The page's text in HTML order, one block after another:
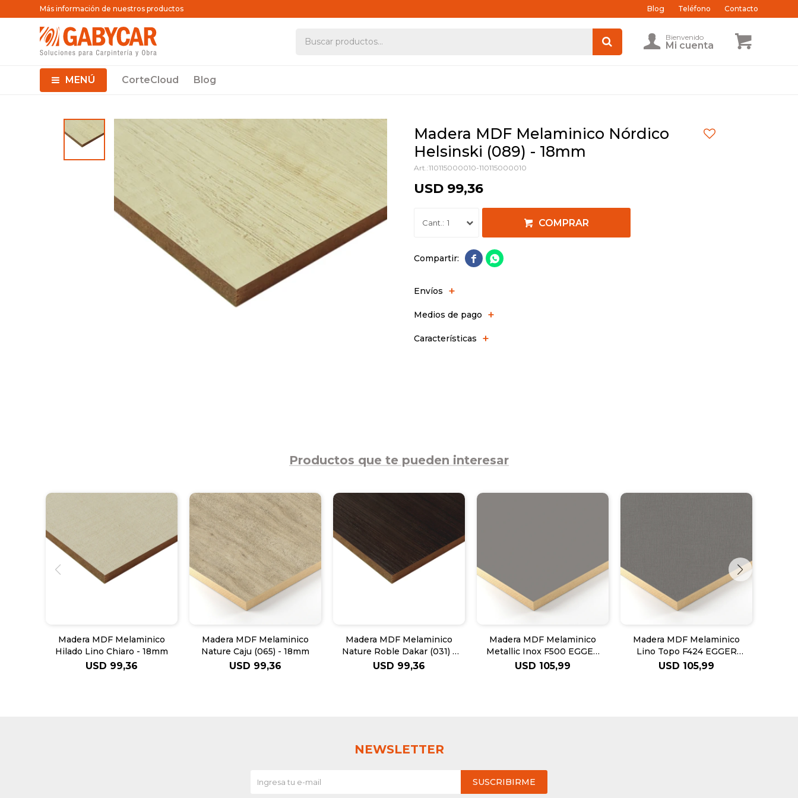
MENÚ CorteCloud Blog
Más información de nuestros productos Blog Teléfono Contacto
Madera MDF Melaminico Nórdico
Helsinski (089) - 18mm
110115000010-110115000010
USD 99,36
1 COMPRAR
 
Envíos
Medios de pago
Características
Productos que te pueden interesar
Madera MDF Melaminico
Hilado Lino Chiaro - 18mm
USD 99,36
Madera MDF Melaminico
Nature Caju (065) - 18mm
USD 99,36
Madera MDF Melaminico
Nature Roble Dakar (031) -
18mm
USD 99,36
Madera MDF Melaminico
Metallic Inox F500 EGGER
18mm
USD 105,99
Madera MDF Melaminico
Lino Topo F424 EGGER
18mm
USD 105,99
NEWSLETTER
SUSCRIBIRME